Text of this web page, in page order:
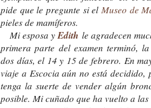
pide que le pregunte si el Museo de
pieles de mamíferos.
Mi esposa yEdith le agradecen
primera parte del examen terminó,
dos días, el 14 y 15 de febrero. En
viaje a Escocia aún no está
tenga la suerte de vender algún
posible. Mi cuñado que ha vuelto a